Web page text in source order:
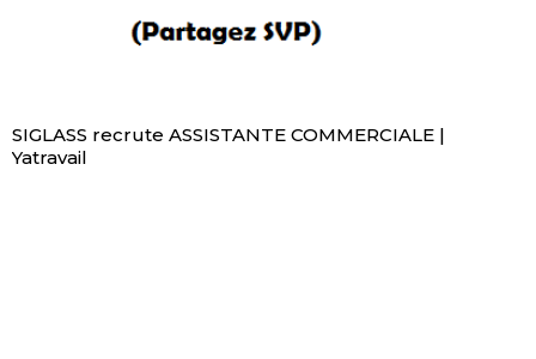
SIGLASS recrute ASSISTANTE COMMERCIALE |
Yatravail